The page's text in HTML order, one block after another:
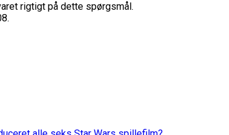
rigtigt på dette spørgsmål.